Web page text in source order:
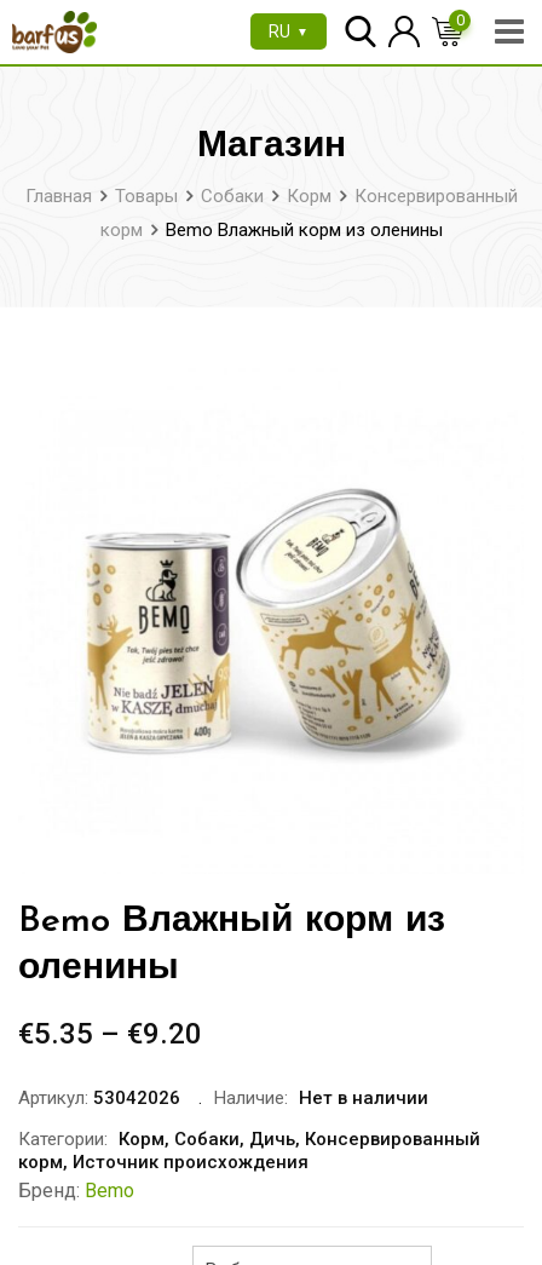
Перейти
RU ▼
0
Магазин
Главная Товары Собаки Корм
Консервированный
корм
Bemo Влажный корм из оленины
Bemo Влажный корм из
оленины
€5.35 – €9.20
€5.35
–
€9.20
Артикул: 53042026 Наличие:
Нет в наличии
Категории:
Корм, Собаки, Дичь, Консервированный
корм, Источник происхождения
Бренд: Bemo